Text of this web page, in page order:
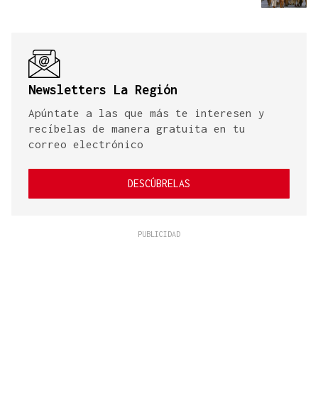
Newsletters La Región
Apúntate a las que más te interesen y
recíbelas de manera gratuita en tu
correo electrónico
DESCÚBRELAS